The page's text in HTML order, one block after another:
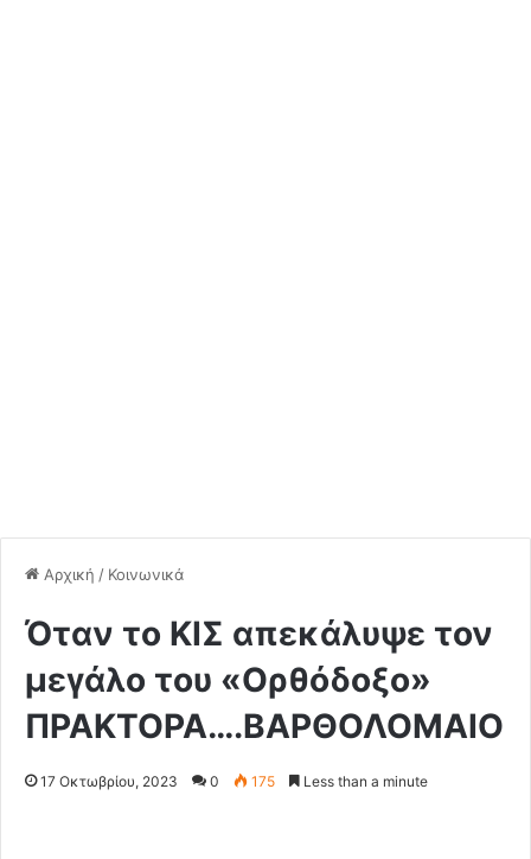
Αρχική / Κοινωνικά
Όταν το ΚΙΣ απεκάλυψε τον
μεγάλο του «Ορθόδοξο»
ΠΡΑΚΤΟΡΑ….ΒΑΡΘΟΛΟΜΑΙΟ
17 Οκτωβρίου, 2023 0 175 Less than a minute